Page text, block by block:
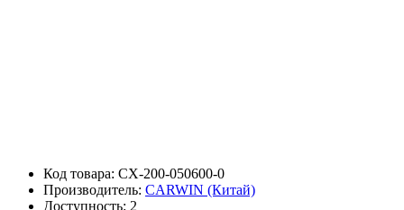
Код товара: CX-200-050600-0
Производитель: CARWIN (Китай)
Доступность: 2